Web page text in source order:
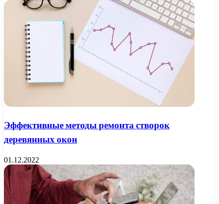
Эффективные методы ремонта створок
деревянных окон
01.12.2022